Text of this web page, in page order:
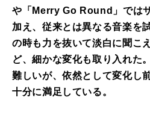
や「Merry Go Round」では
加え、従来とは異なる音楽を
の時も力を抜いて淡白に聞こ
ど、細かな変化も取り入れた
難しいが、依然として変化し
十分に満足している。